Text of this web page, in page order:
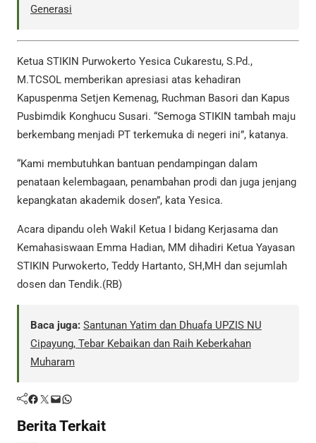
Generasi
Ketua STIKIN Purwokerto Yesica Cukarestu, S.Pd.,
M.TCSOL memberikan apresiasi atas kehadiran
Kapuspenma Setjen Kemenag, Ruchman Basori dan Kapus
Pusbimdik Konghucu Susari. “Semoga STIKIN tambah maju
berkembang menjadi PT terkemuka di negeri ini”, katanya.
“Kami membutuhkan bantuan pendampingan dalam
penataan kelembagaan, penambahan prodi dan juga jenjang
kepangkatan akademik dosen”, kata Yesica.
Acara dipandu oleh Wakil Ketua I bidang Kerjasama dan
Kemahasiswaan Emma Hadian, MM dihadiri Ketua Yayasan
STIKIN Purwokerto, Teddy Hartanto, SH,MH dan sejumlah
dosen dan Tendik.(RB)
Baca juga: Santunan Yatim dan Dhuafa UPZIS NU
Cipayung, Tebar Kebaikan dan Raih Keberkahan
Muharam
Facebook Twitter Mail WhatsApp
Berita Terkait